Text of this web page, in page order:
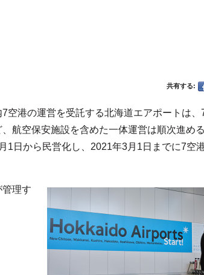
共有する:
港の運営を受託する北海道エアポートは、
航空保安施設を含めた一体運営は順次進め
1日から民営化し、2021年3月1日までに7空
理す